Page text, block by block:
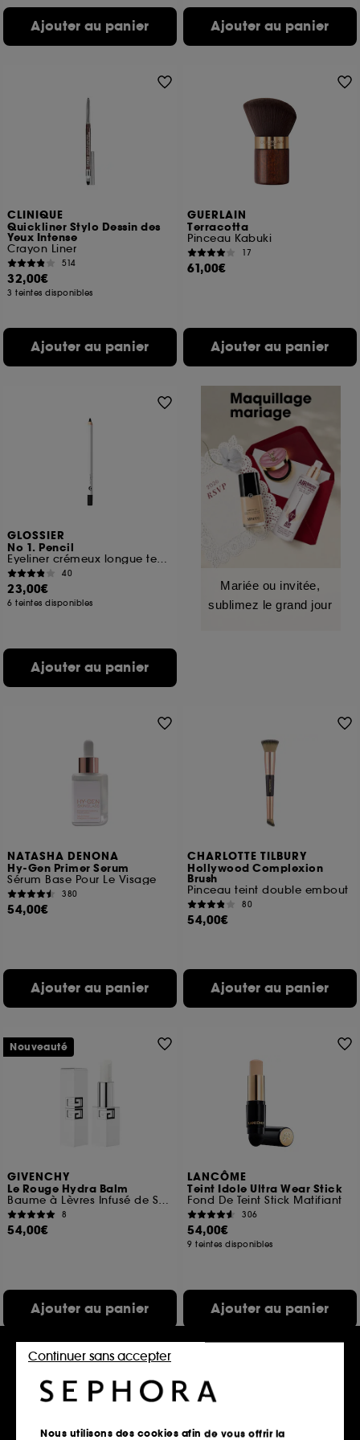
Ajouter au panier Ajouter au panier
CLINIQUE
Quickliner Stylo Dessin des
Yeux Intense
Crayon Liner
514
32,00€
3 teintes disponibles
Ajouter au panier
GUERLAIN
Terracotta
Pinceau Kabuki
17
61,00€
Ajouter au panier
GLOSSIER
No 1. Pencil
Eyeliner crémeux longue tenue
40
23,00€
6 teintes disponibles
Ajouter au panier
Mariée ou invitée,
sublimez le grand jour
NATASHA DENONA
Hy-Gen Primer Serum
Sérum Base Pour Le Visage
380
54,00€
Ajouter au panier
CHARLOTTE TILBURY
Hollywood Complexion
Brush
Pinceau teint double embout
80
54,00€
Ajouter au panier
GIVENCHY
Le Rouge Hydra Balm
Baume à Lèvres Infusé de Soin
8
54,00€
Ajouter au panier
Nouveauté
LANCÔME
Teint Idole Ultra Wear Stick
Fond De Teint Stick Matifiant
306
54,00€
9 teintes disponibles
Ajouter au panier
Nous utilisons des cookies afin de vous offrir la
Continuer sans accepter